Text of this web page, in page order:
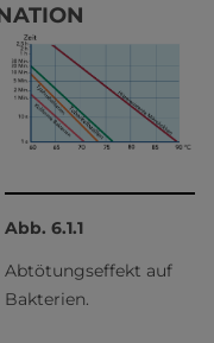
Abb. 6.1.1
Abtötungseffekt auf
Bakterien.